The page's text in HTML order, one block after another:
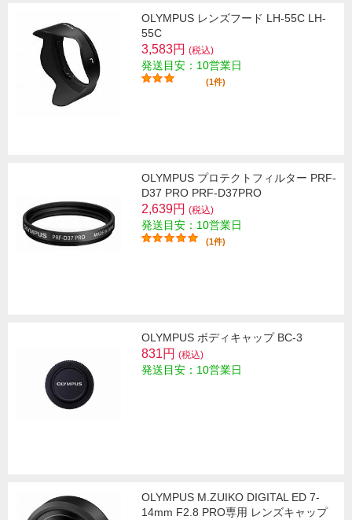
OLYMPUS レンズフード LH-55C LH-
55C
3,583円 (税込)
発送目安：10営業日
(1件)
OLYMPUS プロテクトフィルター PRF-
D37 PRO PRF-D37PRO
2,639円 (税込)
発送目安：10営業日
(1件)
OLYMPUS ボディキャップ BC-3
831円 (税込)
発送目安：10営業日
OLYMPUS M.ZUIKO DIGITAL ED 7-
14mm F2.8 PRO専用 レンズキャップ